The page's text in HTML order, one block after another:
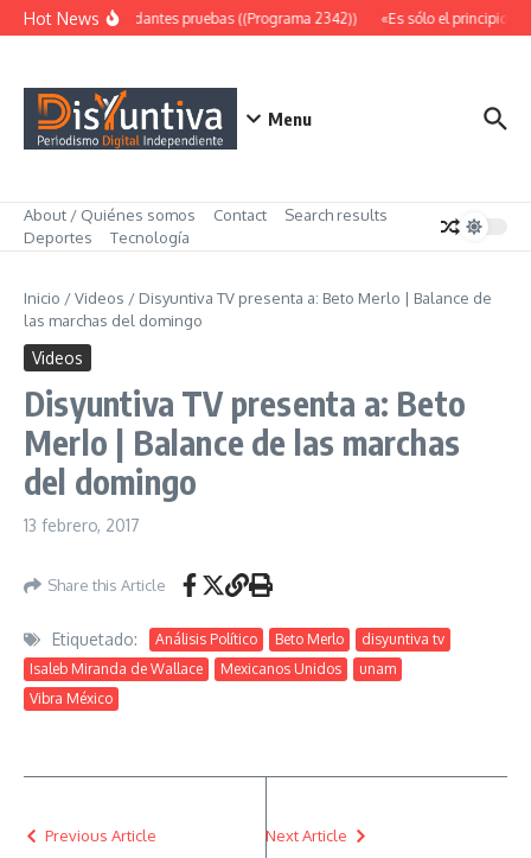
Saltar al contenido
Hot NewsAbundantes pruebas ((Programa 2342)) «Es sólo el principio»
Menu
About / Quiénes somos Contact
Search results
Deportes
Tecnología
Inicio /Videos / Disyuntiva TV presenta a: Beto Merlo | Balance de
las marchas del domingo
Videos
Disyuntiva TV presenta a: Beto
Merlo | Balance de las marchas
del domingo
13 febrero, 2017
Share this Article
Etiquetado: Análisis Político Beto Merlo
disyuntiva tv
Isaleb Miranda de Wallace
Mexicanos Unidos
unam
Vibra México
Previous Article Next Article